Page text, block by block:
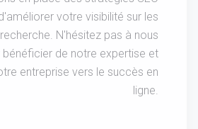
votre visibilité sur les
N'hésitez pas à nous
de notre expertise et
entreprise vers le succès en
ligne.